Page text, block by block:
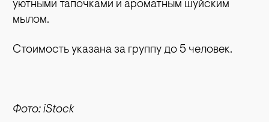
уютными тапочками и ароматным шуйским
мылом.
Стоимость указана за группу до 5 человек.
Фото: iStock